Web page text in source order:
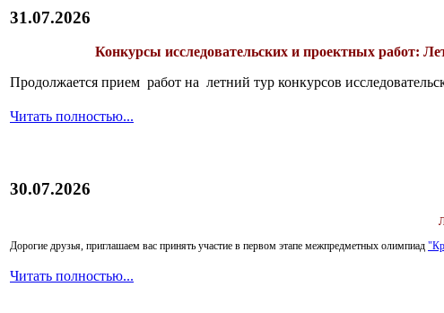
31.07.2026
Конкурсы исследовательских и проектных работ:
Продолжается прием работ на летний тур конкурсов
Читать полностью...
30.07.2026
Дорогие друзья, приглашаем вас принять участие в первом этапе межпредметных олимпиад
Читать полностью...